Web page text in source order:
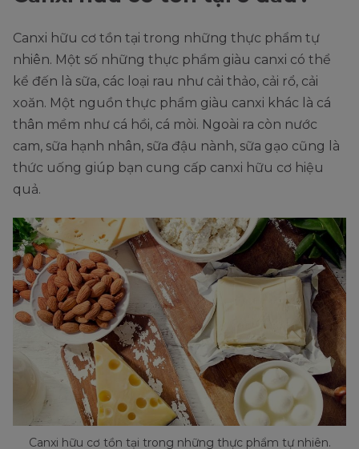
Canxi hữu cơ tồn tại trong những thực phẩm tự
nhiên. Một số những thực phẩm giàu canxi có thể
kể đến là sữa, các loại rau như cải thảo, cải rổ, cải
xoăn. Một nguồn thực phẩm giàu canxi khác là cá
thân mềm như cá hồi, cá mòi. Ngoài ra còn nước
cam, sữa hạnh nhân, sữa đậu nành, sữa gạo cũng là
thức uống giúp bạn cung cấp canxi hữu cơ hiệu
quả.
Canxi hữu cơ tồn tại trong những thực phẩm tự nhiên.